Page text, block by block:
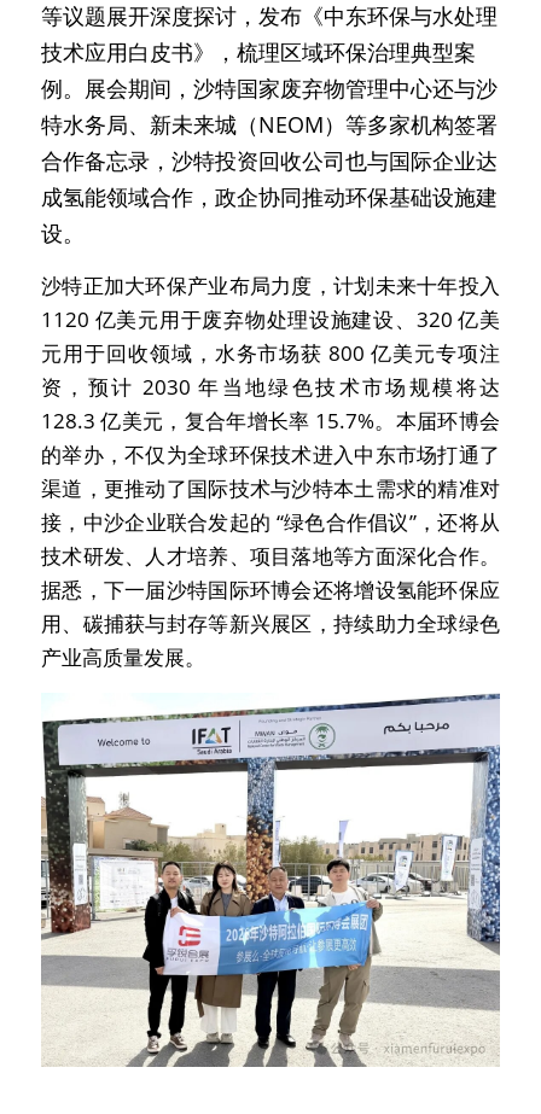
等议题展开深度探讨，发布《中东环保与水处理
技术应用白皮书》，梳理区域环保治理典型案
例。展会期间，沙特国家废弃物管理中心还与沙
特水务局、新未来城（NEOM）等多家机构签署
合作备忘录，沙特投资回收公司也与国际企业达
成氢能领域合作，政企协同推动环保基础设施建
设。
沙特正加大环保产业布局力度，计划未来十年投入
1120 亿美元用于废弃物处理设施建设、320 亿美
元用于回收领域，水务市场获 800 亿美元专项注
资，预计 2030 年当地绿色技术市场规模将达
128.3 亿美元，复合年增长率 15.7%。本届环博会
的举办，不仅为全球环保技术进入中东市场打通了
渠道，更推动了国际技术与沙特本土需求的精准对
接，中沙企业联合发起的 “绿色合作倡议”，还将从
技术研发、人才培养、项目落地等方面深化合作。
据悉，下一届沙特国际环博会还将增设氢能环保应
用、碳捕获与封存等新兴展区，持续助力全球绿色
产业高质量发展。